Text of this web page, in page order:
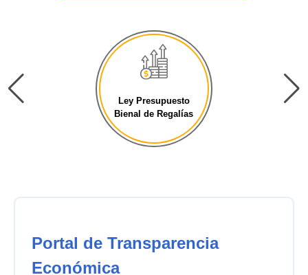
Ley Presupuesto
Bienal de Regalías
Portal de Transparencia
Económica